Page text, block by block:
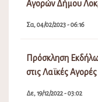
Αγορών Δήμου
Σα, 04/02/2023 - 06:16
Πρόσκληση
στις Λαϊκές
Δε, 19/12/2022 - 03:02